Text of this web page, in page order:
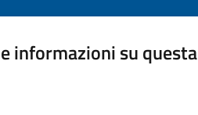
informazioni su questa